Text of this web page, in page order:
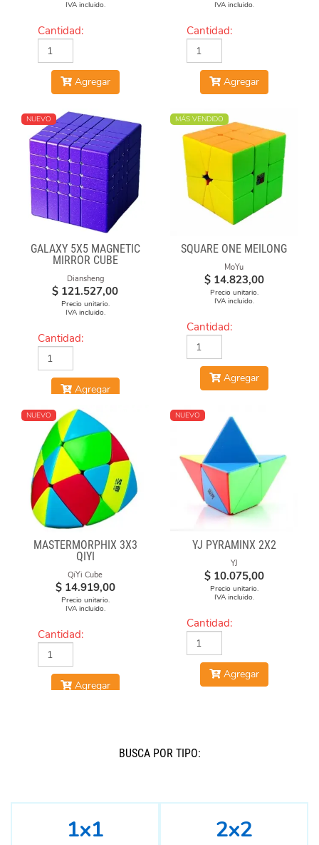
IVA incluido.
Cantidad:
Agregar
IVA incluido.
Cantidad:
Agregar
NUEVO
GALAXY 5X5 MAGNETIC
MIRROR CUBE
Diansheng
$ 121.527,00
Precio unitario.
IVA incluido.
Cantidad:
Agregar
MÁS VENDIDO
SQUARE ONE MEILONG
MoYu
$ 14.823,00
Precio unitario.
IVA incluido.
Cantidad:
Agregar
NUEVO
MASTERMORPHIX 3X3
QIYI
QiYi Cube
$ 14.919,00
Precio unitario.
IVA incluido.
Cantidad:
Agregar
NUEVO
YJ PYRAMINX 2X2
YJ
$ 10.075,00
Precio unitario.
IVA incluido.
Cantidad:
Agregar
BUSCÁ POR TIPO:
1x1 2x2